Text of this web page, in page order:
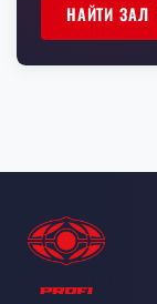
НАЙТИ ЗАЛ